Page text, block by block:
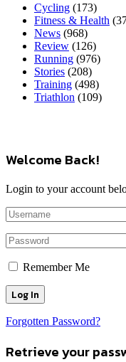
Cycling (173)
Fitness & Health
News (968)
Review (126)
Running (976)
Stories (208)
Training (498)
Triathlon (109)
Welcome Back!
Login to your account
Remember Me
Forgotten Password?
Retrieve your